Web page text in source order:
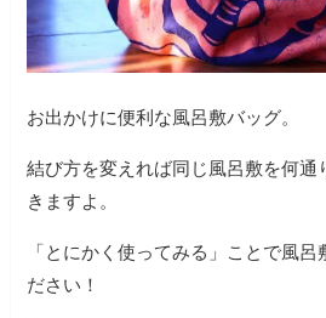
お出かけに便利な風呂敷バッグ。
結び方を変えれば同じ風呂敷を何通
きますよ。
「とにかく使ってみる」ことで風呂
ださい！